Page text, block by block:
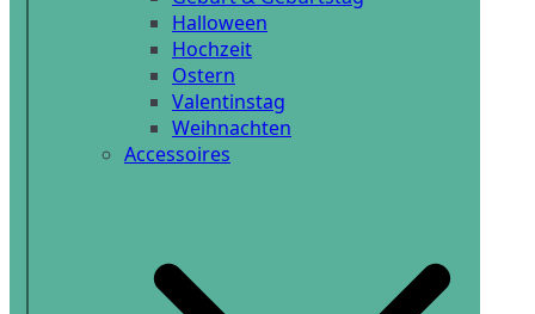
Halloween
Hochzeit
Ostern
Valentinstag
Weihnachten
Accessoires